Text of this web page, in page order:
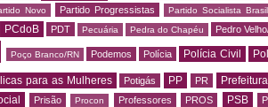
Novo Partido Progressistas Partido Socialista
PCdoB PDT Pecuária Pedra do Chapéu Pedro
Poço Branco/RN Podemos Polícia Polícia Civil
para as Mulheres Potigás PP PR
Prisão Procon Professores PROS PSB